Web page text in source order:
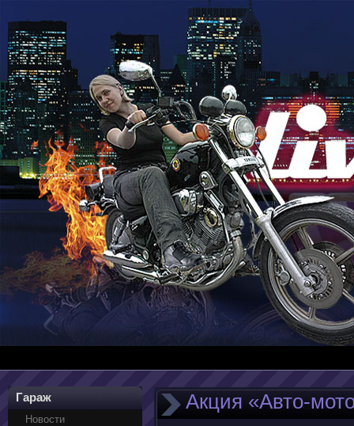
Гараж
Новости
Акция «Авто-